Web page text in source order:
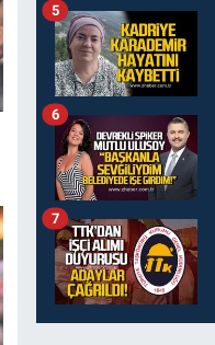
5
6
7